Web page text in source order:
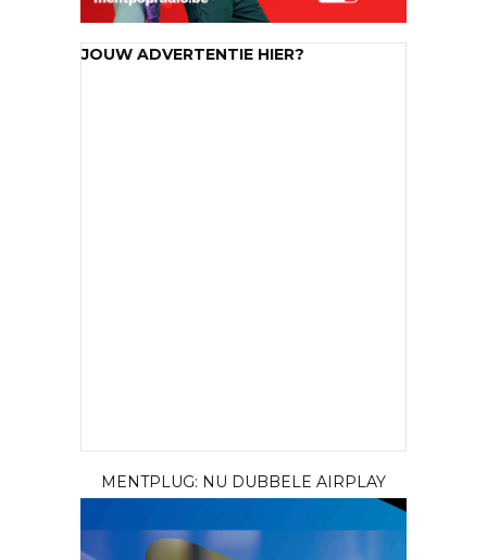
JOUW ADVERTENTIE HIER?
MENTPLUG: NU DUBBELE AIRPLAY